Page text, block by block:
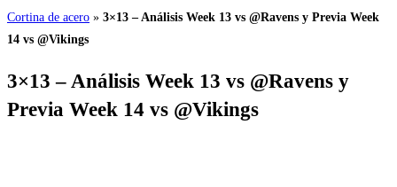
Cortina de acero » 3×13 – Análisis Week 13 vs @Ravens y Previa Week
14 vs @Vikings
3×13 – Análisis Week 13 vs @Ravens y
Previa Week 14 vs @Vikings